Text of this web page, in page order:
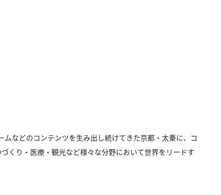
などのコンテンツを生み出し続けてきた京都・太秦に、コ
くり・医療・観光など様々な分野において世界をリードす